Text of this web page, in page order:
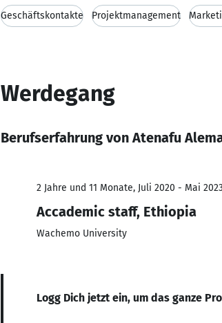
Geschäftskontakte Projektmanagement
Werdegang
Berufserfahrung von Atenafu
2 Jahre und 11 Monate, Juli 2020 - Mai
Accademic staff, Ethiopia
Wachemo University
Logg Dich jetzt ein, um das ganze